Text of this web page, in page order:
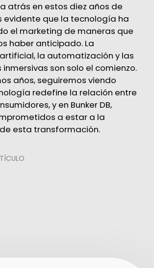
atrás en estos diez años de
evidente que la tecnología ha
el marketing de maneras que
haber anticipado. La
la automatización y las
son solo el comienzo.
años, seguiremos viendo
redefine la relación entre
y en Bunker DB,
a estar a la
esta transformación.